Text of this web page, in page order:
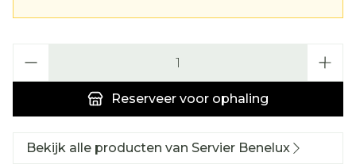
Reserveer voor ophaling
Bekijk alle producten van Servier Benelux